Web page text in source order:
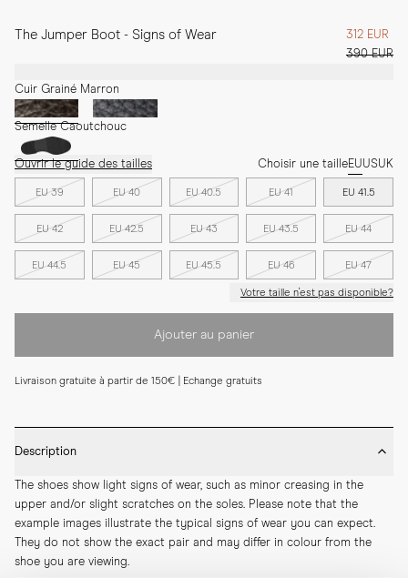
The Jumper Boot - Signs of Wear
312 EUR
390 EUR
Cuir Grainé Marron
Semelle Caoutchouc
Ouvrir le guide des tailles Choisir une tailleEUUSUK
EU 39 EU 40 EU 40.5 EU 41 EU 41.5
EU 42 EU 42.5 EU 43 EU 43.5 EU 44
EU 44.5 EU 45 EU 45.5 EU 46 EU 47
Votre taille n'est pas disponible?
Ajouter au panier
Livraison gratuite à partir de 150€ | Echange gratuits
Description
The shoes show light signs of wear, such as minor creasing in the
upper and/or slight scratches on the soles. Please note that the
example images illustrate the typical signs of wear you can expect.
They do not show the exact pair and may differ in colour from the
shoe you are viewing.